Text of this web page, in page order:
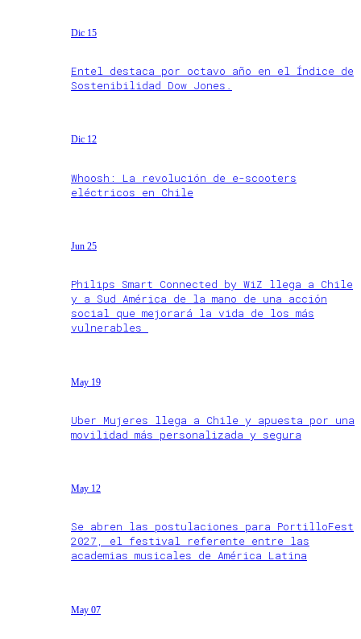
Dic 15
Entel destaca por octavo año en el Índice de
Sostenibilidad Dow Jones.
Dic 12
Whoosh: La revolución de e-scooters
eléctricos en Chile
Jun 25
Philips Smart Connected by WiZ llega a Chile
y a Sud América de la mano de una acción
social que mejorará la vida de los más
vulnerables
May 19
Uber Mujeres llega a Chile y apuesta por una
movilidad más personalizada y segura
May 12
Se abren las postulaciones para PortilloFest
2027, el festival referente entre las
academias musicales de América Latina
May 07